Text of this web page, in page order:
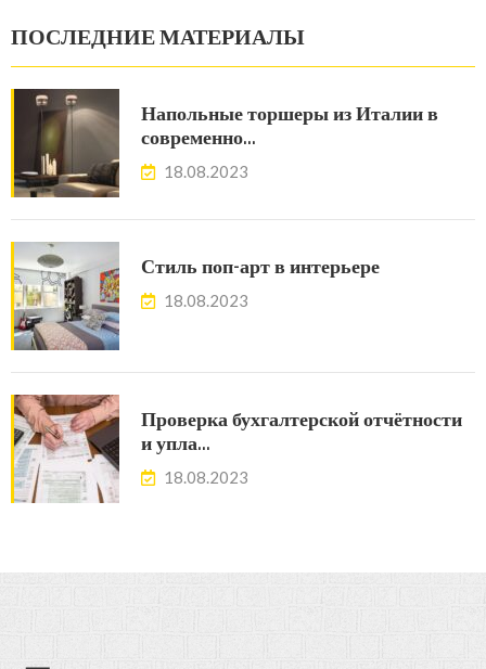
ПОСЛЕДНИЕ МАТЕРИАЛЫ
Напольные торшеры из Италии в
современно…
18.08.2023
Стиль поп-арт в интерьере
18.08.2023
Проверка бухгалтерской отчётности
и упла…
18.08.2023